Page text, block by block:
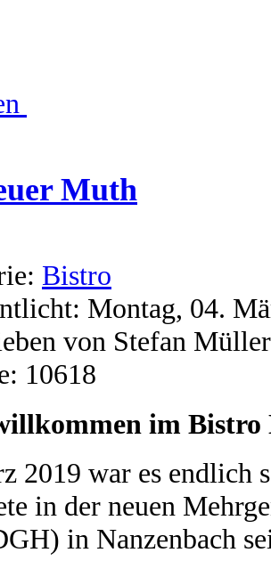
Muth
Bistro
Montag, 04.
von Stefan Müller
10618
im Bistro
2019 war es endlich
in der neuen
in Nanzenbach